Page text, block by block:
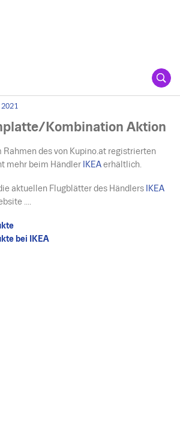
2021
Kombination Aktion
Rahmen des von Kupino.at registrierten
mehr beim Händler IKEAerhältlich.
aktuellen Flugblätter des Händlers IKEA
....
bei IKEA